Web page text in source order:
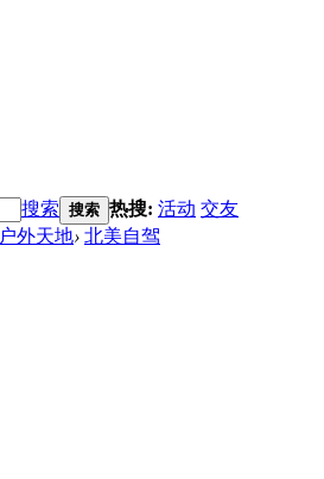
搜索 搜索 热搜: 活动 交友
户外天地› 北美自驾